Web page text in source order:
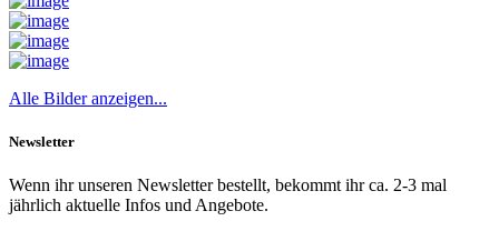
Alle Bilder anzeigen...
Newsletter
Wenn ihr unseren Newsletter bestellt, bekommt ihr ca. 2-3 mal
jährlich aktuelle Infos und Angebote.